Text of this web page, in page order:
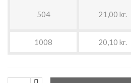
504 21,00 kr.
1008 20,10 kr.